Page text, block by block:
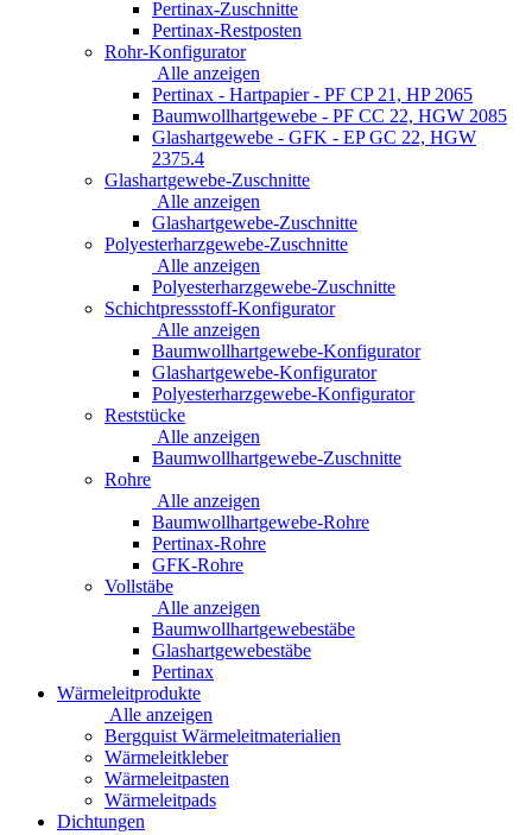
Pertinax-Zuschnitte
Pertinax-Restposten
Rohr-Konfigurator
Alle anzeigen
Pertinax - Hartpapier - PF CP 21, HP 2065
Baumwollhartgewebe - PF CC 22, HGW 2085
Glashartgewebe - GFK - EP GC 22, HGW
2375.4
Glashartgewebe-Zuschnitte
Alle anzeigen
Glashartgewebe-Zuschnitte
Polyesterharzgewebe-Zuschnitte
Alle anzeigen
Polyesterharzgewebe-Zuschnitte
Schichtpressstoff-Konfigurator
Alle anzeigen
Baumwollhartgewebe-Konfigurator
Glashartgewebe-Konfigurator
Polyesterharzgewebe-Konfigurator
Reststücke
Alle anzeigen
Baumwollhartgewebe-Zuschnitte
Rohre
Alle anzeigen
Baumwollhartgewebe-Rohre
Pertinax-Rohre
GFK-Rohre
Vollstäbe
Alle anzeigen
Baumwollhartgewebestäbe
Glashartgewebestäbe
Pertinax
Wärmeleitprodukte
Alle anzeigen
Bergquist Wärmeleitmaterialien
Wärmeleitkleber
Wärmeleitpasten
Wärmeleitpads
Dichtungen